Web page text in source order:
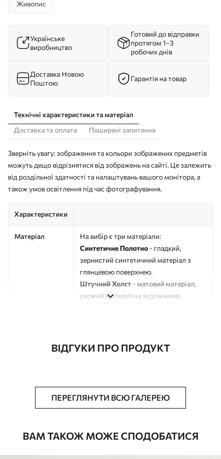
Живопис
Українське
виробництво
Готовий до відправки
протягом 1–3
робочих днів
Доставка Новою
Поштою
Гарантія на товар
Технічні характеристики та матеріал
Доставка та оплата
Поширені запитання
Зверніть увагу: зображення та кольори зображених предметів
можуть дещо відрізнятися від зображень на сайті. Це залежить
від роздільної здатності та налаштувань вашого монітора, а
також умов освітлення під час фотографування.
Характеристики
Матеріал
На вибір є три матеріали:
Синтетичне Полотно - гладкий,
зернистий синтетичний матеріал з
глянцевою поверхнею.
Штучний Холст - матовий матеріал,
схожий на полотна художників.
Додатково Можна додати лакове покриття.
ВІДГУКИ ПРО ПРОДУКТ
ПЕРЕГЛЯНУТИ ВСЮ ГАЛЕРЕЮ
ВАМ ТАКОЖ МОЖЕ СПОДОБАТИСЯ